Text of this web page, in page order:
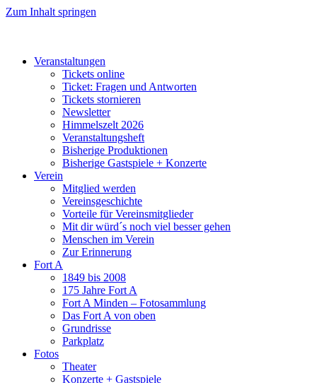
Zum Inhalt springen
Veranstaltungen
Tickets online
Ticket: Fragen und Antworten
Tickets stornieren
Newsletter
Himmelszelt 2026
Veranstaltungsheft
Bisherige Produktionen
Bisherige Gastspiele + Konzerte
Verein
Mitglied werden
Vereinsgeschichte
Vorteile für Vereinsmitglieder
Mit dir würd´s noch viel besser gehen
Menschen im Verein
Zur Erinnerung
Fort A
1849 bis 2008
175 Jahre Fort A
Fort A Minden – Fotosammlung
Das Fort A von oben
Grundrisse
Parkplatz
Fotos
Theater
Konzerte + Gastspiele